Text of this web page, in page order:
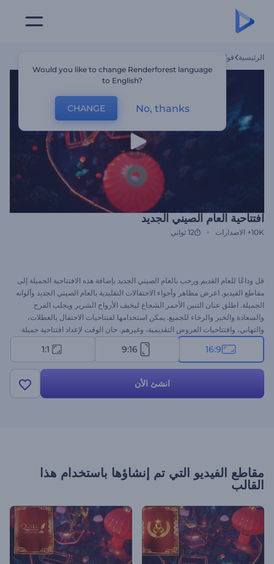
الرئيسية قوالب
افتتاحية العام الصيني الجديد
10K+ الاصدارات 12 ثواني
قل وداعًا للعام القديم ورحب بالعام الصيني الجديد بإضافة هذه الافتتاحية الجميلة إلى
مقاطع الفيديو. اعرض مظاهر وأجواء الاحتفالات التقليدية بالعام الصيني الجديد وألوانه
الجميلة. اطلق عنان التنين الأحمر الشجاع ليخيف الأرواح الشرير ويجلب الفرح
والسعادة والخير والرخاء للجميع. يمكن استخدامها لفتتاحيات الاحتفال بالعطلات،
والتهاني، وافتتاحيات العروض التقديمية، وغيرهم. حان الوقت لإعداد افتتاحية جميلة
اليوم!
16:9
9:16
1:1
انشئ الأن
مقاطع الفيديو التي تم إنشاؤها باستخدام هذا
القالب
Would you like to change Renderforest language
to English?
CHANGE No, thanks